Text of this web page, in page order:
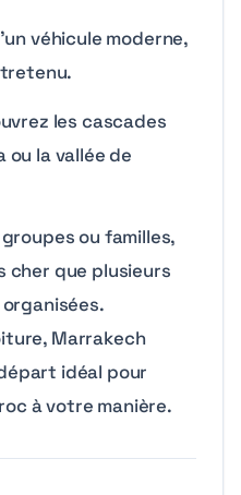
véhicule moderne,
les cascades
ou la vallée de
ou familles,
cher que plusieurs
Marrakech
idéal pour
à votre manière.